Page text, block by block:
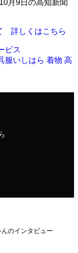
月9日の高知新聞
詳しくはこちら
ビス
服いしはら 着物 高
のインタビュー